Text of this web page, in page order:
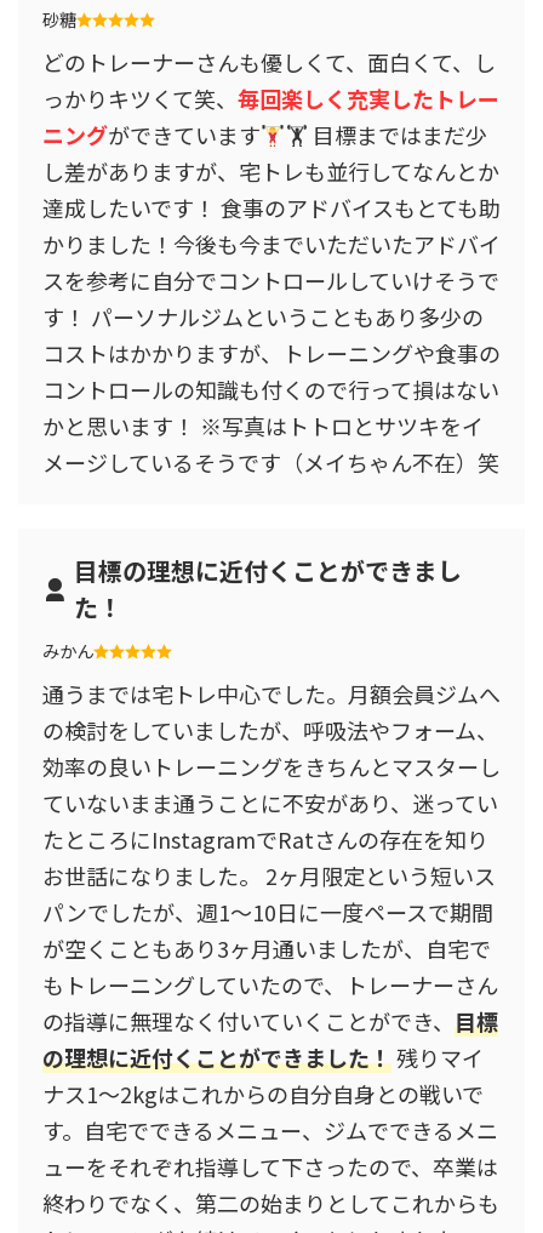
砂糖
どのトレーナーさんも優しくて、面白くて、し
っかりキツくて笑、 毎回楽しく充実したトレー
ニングができています 🏋 目標まではまだ少
し差がありますが、宅トレも並行してなんとか
達成したいです！ 食事のアドバイスもとても助
かりました！今後も今までいただいたアドバイ
スを参考に自分でコントロールしていけそうで
す！ パーソナルジムということもあり多少の
コストはかかりますが、トレーニングや食事の
コントロールの知識も付くので行って損はない
かと思います！ ※写真はトトロとサツキをイ
メージしているそうです（メイちゃん不在）笑
目標の理想に近付くことができまし
た！
みかん
通うまでは宅トレ中心でした。月額会員ジムへ
の検討をしていましたが、呼吸法やフォーム、
効率の良いトレーニングをきちんとマスターし
ていないまま通うことに不安があり、迷ってい
たところにInstagramでRatさんの存在を知り
お世話になりました。 2ヶ月限定という短いス
パンでしたが、週1〜10日に一度ペースで期間
が空くこともあり3ヶ月通いましたが、自宅で
もトレーニングしていたので、トレーナーさん
の指導に無理なく付いていくことができ、 目標
の理想に近付くことができました！残りマイ
ナス1〜2kgはこれからの自分自身との戦いで
す。自宅でできるメニュー、ジムでできるメニ
ューをそれぞれ指導して下さったので、卒業は
終わりでなく、第二の始まりとしてこれからも